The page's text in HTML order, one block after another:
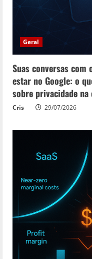
Geral
Suas conversas com
estar no Google: o
sobre privacidade na
Cris 29/07/2026